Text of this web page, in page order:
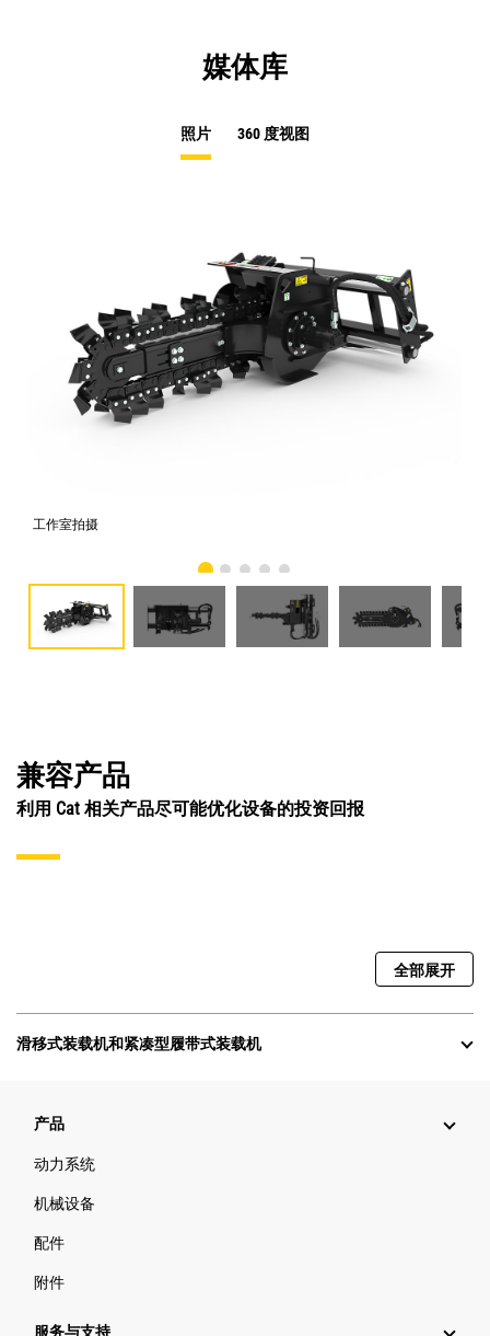
媒体库
照片 360 度视图
工作室拍摄
兼容产品
利用 Cat 相关产品尽可能优化设备的投资回报
全部展开
滑移式装载机和紧凑型履带式装载机
产品
动力系统
机械设备
配件
附件
服务与支持